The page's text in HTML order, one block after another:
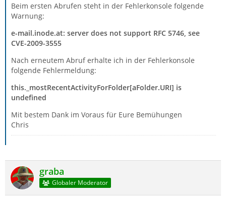
Beim ersten Abrufen steht in der Fehlerkonsole folgende
Warnung:
e-mail.inode.at: server does not support RFC 5746, see
CVE-2009-3555
Nach erneutem Abruf erhalte ich in der Fehlerkonsole
folgende Fehlermeldung:
this._mostRecentActivityForFolder[aFolder.URI] is
undefined
Mit bestem Dank im Voraus für Eure Bemühungen
Chris
graba
Globaler Moderator